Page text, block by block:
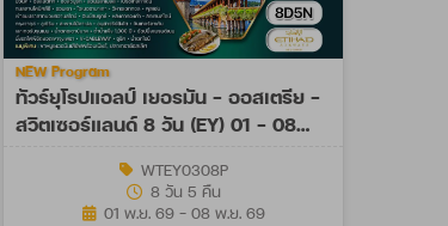
ทัวร์ยุโรปแอลป์ เยอรมัน - ออสเตรีย -
สวิตเซอร์แลนด์ 8 วัน (EY) 01 - 08
NEW Program
WTEY0308P
8 วัน 5 คืน
01 พ.ย. 69 - 08 พ.ย. 69